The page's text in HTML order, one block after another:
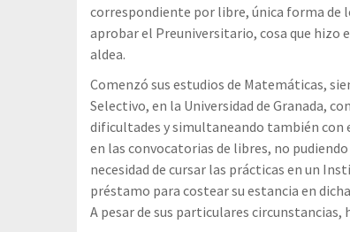
correspondiente por libre, única forma de
aprobar el Preuniversitario, cosa que hizo
aldea.
Comenzó sus estudios de Matemáticas,
Selectivo, en la Universidad de Granada,
dificultades y simultaneando también con
en las convocatorias de libres, no
necesidad de cursar las prácticas en un
préstamo para costear su estancia en
A pesar de sus particulares